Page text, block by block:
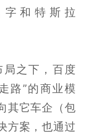
和特斯拉
之下，百度
路”的商业模
其它车企（包
方案，也通过